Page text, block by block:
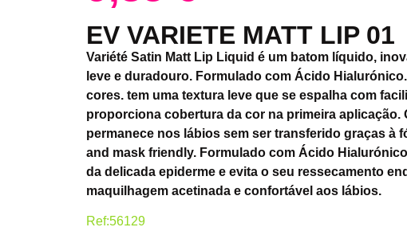
EV VARIETE MATT LIP 01
Variété Satin Matt Lip Liquid é um batom líquido,
leve e duradouro. Formulado com Ácido
cores. tem uma textura leve que se espalha com
proporciona cobertura da cor na primeira aplicação.
permanece nos lábios sem ser transferido graças à
and mask friendly. Formulado com Ácido
da delicada epiderme e evita o seu ressecamento
maquilhagem acetinada e confortável aos lábios.
Ref:56129